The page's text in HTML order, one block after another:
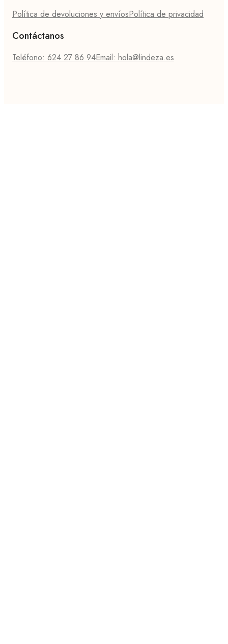
Política de devoluciones y envíosPolítica de privacidad
Contáctanos
Teléfono: 624 27 86 94Email: hola@lindeza.es